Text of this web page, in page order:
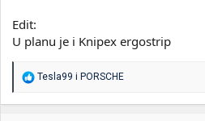
Edit:
U planu je i Knipex ergostrip
R
a
Tesla99 i PORSCHE